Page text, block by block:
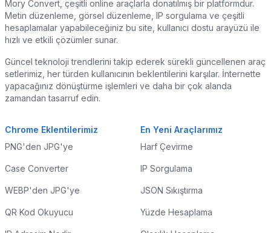
Mory Convert, çeşitli online araçlarla donatılmış bir platformdur.
Metin düzenleme, görsel düzenleme, IP sorgulama ve çeşitli
hesaplamalar yapabileceğiniz bu site, kullanıcı dostu arayüzü ile
hızlı ve etkili çözümler sunar.
Güncel teknoloji trendlerini takip ederek sürekli güncellenen araç
setlerimiz, her türden kullanıcının beklentilerini karşılar. İnternette
yapacağınız dönüştürme işlemleri ve daha bir çok alanda
zamandan tasarruf edin.
Chrome Eklentilerimiz
PNG'den JPG'ye
Case Converter
WEBP'den JPG'ye
QR Kod Okuyucu
En Yeni Araçlarımız
Harf Çevirme
IP Sorgulama
JSON Sıkıştırma
Yüzde Hesaplama